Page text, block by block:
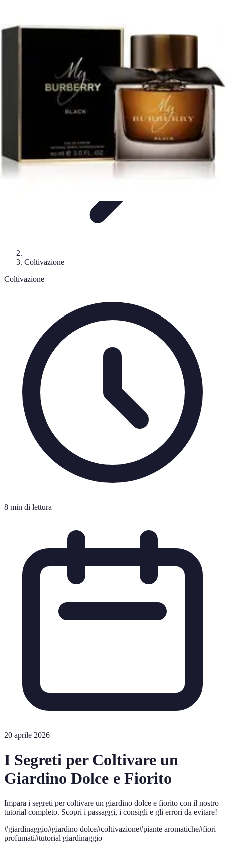
PrincipiantiColtivazionePiante e Cura
Coltivazione
Coltivazione
8 min di lettura
20 aprile 2026
I Segreti per Coltivare un
Giardino Dolce e Fiorito
Impara i segreti per coltivare un giardino dolce e fiorito con il nostro
tutorial completo. Scopri i passaggi, i consigli e gli errori da evitare!
#giardinaggio#giardino dolce#coltivazione#piante aromatiche#fiori
profumati#tutorial giardinaggio